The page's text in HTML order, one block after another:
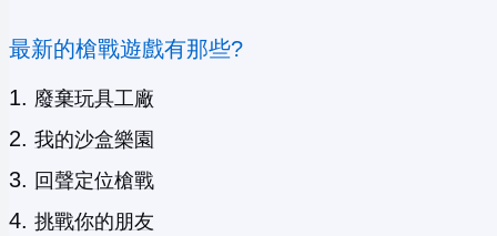
最新的槍戰遊戲有那些?
廢棄玩具工廠
我的沙盒樂園
回聲定位槍戰
挑戰你的朋友